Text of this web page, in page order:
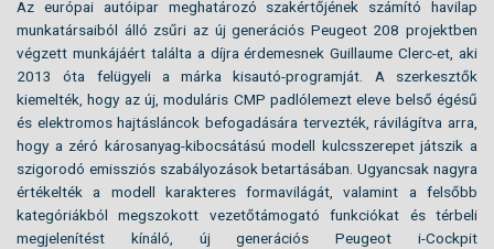
Az európai autóipar meghatározó szakértőjének számító havilap
munkatársaiból álló zsűri az új generációs Peugeot 208 projektben
végzett munkájáért találta a díjra érdemesnek Guillaume Clerc-et, aki
2013 óta felügyeli a márka kisautó-programját. A szerkesztők
kiemelték, hogy az új, moduláris CMP padlólemezt eleve belső égésű
és elektromos hajtásláncok befogadására tervezték, rávilágítva arra,
hogy a zéró károsanyag-kibocsátású modell kulcsszerepet játszik a
szigorodó emissziós szabályozások betartásában. Ugyancsak nagyra
értékelték a modell karakteres formavilágát, valamint a felsőbb
kategóriákból megszokott vezetőtámogató funkciókat és térbeli
megjelenítést kínáló, új generációs Peugeot i-Cockpit